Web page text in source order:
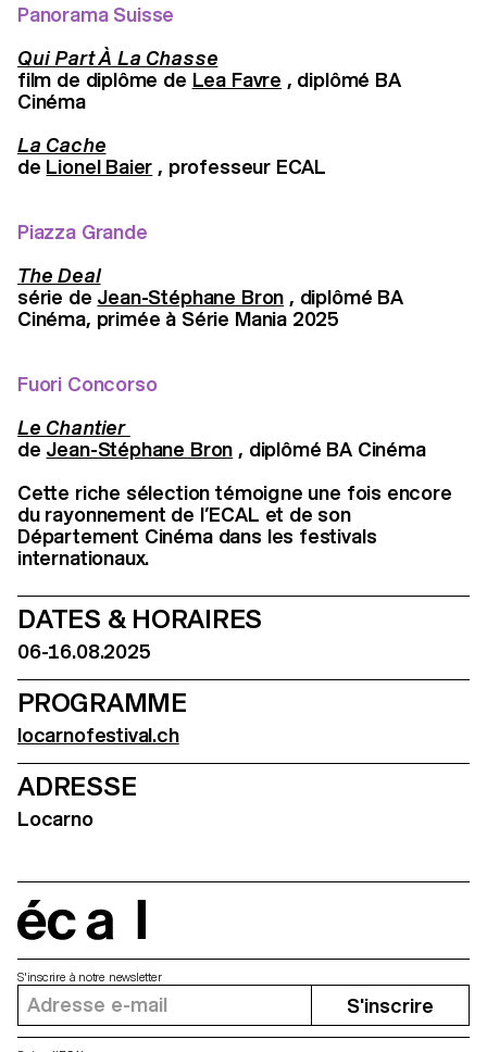
Panorama Suisse
Qui Part À La Chasse
film de diplôme de Lea Favre , diplômé BA
Cinéma
La Cache
de Lionel Baier , professeur ECAL
Piazza Grande
The Deal
série de Jean-Stéphane Bron , diplômé BA
Cinéma, primée à Série Mania 2025
Fuori Concorso
Le Chantier
de Jean-Stéphane Bron , diplômé BA Cinéma
Cette riche sélection témoigne une fois encore
du rayonnement de l’ECAL et de son
Département Cinéma dans les festivals
internationaux.
DATES & HORAIRES
06-16.08.2025
PROGRAMME
locarnofestival.ch
ADRESSE
Locarno
S'inscrire à notre newsletter
S'inscrire